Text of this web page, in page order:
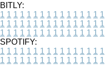
BITLY:
1 1 1 1 1 1 1 1 1 1 1 1 1 1 1 1
1 1 1 1 1 1 1 1 1 1 1 1 1 1 1 1
1 1 1 1 1 1 1 1 1 1 1 1 1 1 1 1
SPOTIFY:
1 1 1 1 1 1 1 1 1 1 1 1 1 1 1 1
1 1 1 1 1 1 1 1 1 1 1 1 1 1 1 1